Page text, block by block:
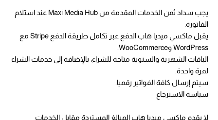
يجب سداد ثمن الخدمات المقدمة من Maxi Media Hub عند استلام
الفاتورة.
يقبل ماكسي ميديا هاب الدفع عبر تكامل طريقة الدفع Stripe مع
WordPress وWooCommerce.
الباقات الشهرية والسنوية متاحة للشراء، بالإضافة إلى خدمات الشراء
لمرة واحدة.
سيتم إرسال كافة الفواتير رقميا.
سياسة الاسترجاع
لا يقدم ماكسي ميديا هاب المبالغ المستردة مقابل الخدمات